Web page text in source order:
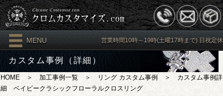
MENU 営業時間10時～19時(土曜17時まで) 日祝定休
カスタム事例（詳細）
HOME ＞ 加工事例一覧 ＞ リング カスタム事例
＞ カスタム事例詳
細 ベイビークラシックフローラルクロスリング